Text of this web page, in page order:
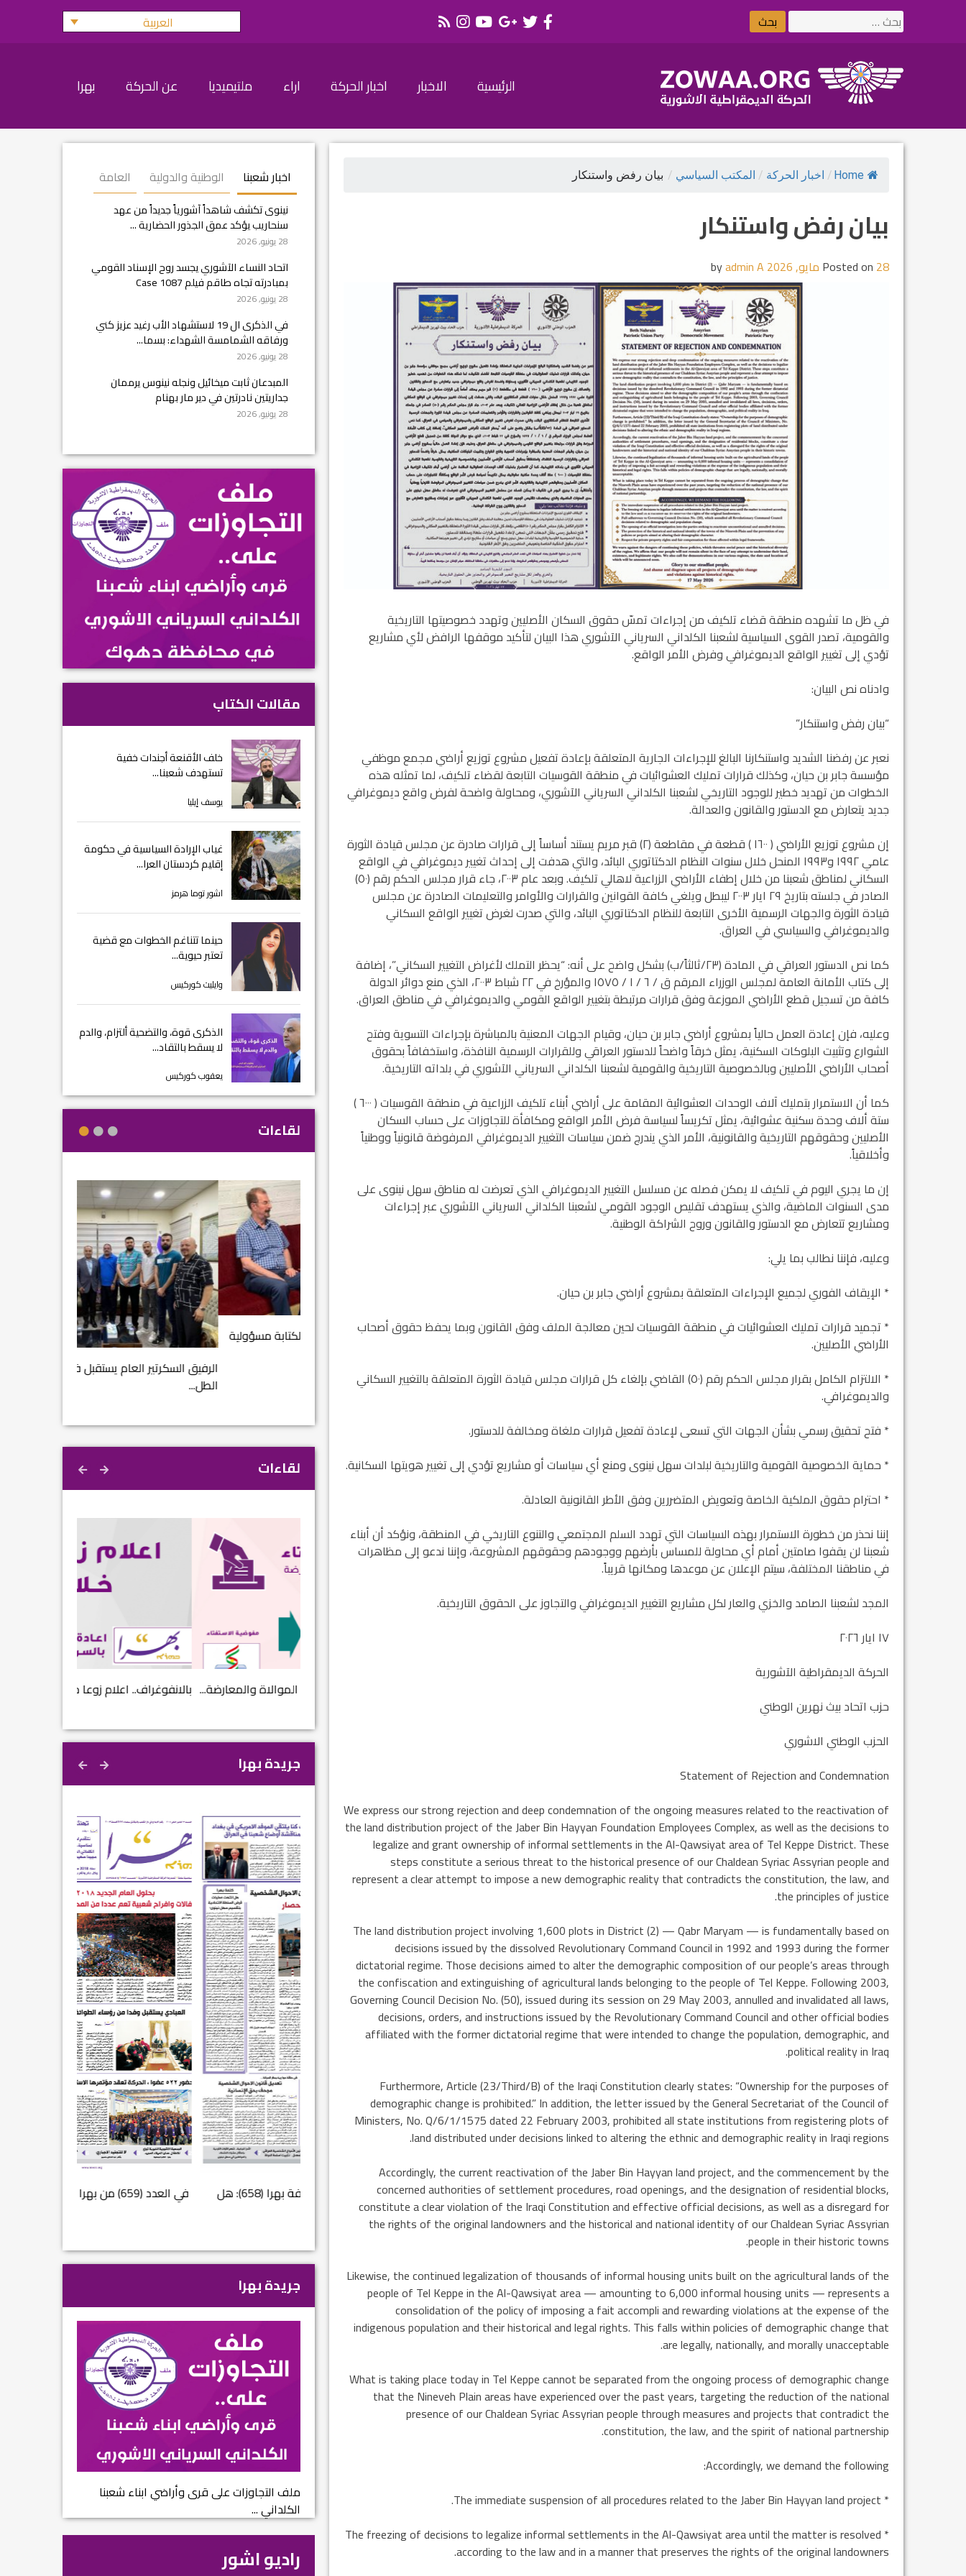
البحث
عن:
العربية
الرئيسية الاخبار اخبار الحركة اراء ملتيميديا عن الحركة بهرا
Home
/ اخبار الحركة / المكتب السياسي / بيان رفض واستنكار
بيان رفض واستنكار
Posted on 28 مايو, 2026 admin A
في ظل ما تشهده منطقة قضاء تلكيف من إجراءات تمسّ حقوق السكان الأصليين وتهدد خصوصيتها التاريخية
والقومية، تصدر القوى السياسية لشعبنا الكلداني السرياني الآشوري هذا البيان لتأكيد موقفها الرافض لأي مشاريع
تؤدي إلى تغيير الواقع الديموغرافي وفرض الأمر الواقع.
وادناه نص البيان:
“بيان رفض واستنكار”
نعبر عن رفضنا الشديد واستنكارنا البالغ للإجراءات الجارية المتعلقة بإعادة تفعيل مشروع توزيع أراضي مجمع موظفي
مؤسسة جابر بن حيان، وكذلك قرارات تمليك العشوائيات في منطقة القوسيات التابعة لقضاء تلكيف، لما تمثله هذه
الخطوات من تهديد خطير للوجود التاريخي لشعبنا الكلداني السرياني الآشوري، ومحاولة واضحة لفرض واقع ديموغرافي
جديد يتعارض مع الدستور والقانون والعدالة.
إن مشروع توزيع الأراضي ( ١٦٠٠ ) قطعة في مقاطعة (٢) قبر مريم يستند أساساً إلى قرارات صادرة عن مجلس قيادة الثورة
عامي ١٩٩٢ و١٩٩٣ المنحل خلال سنوات النظام الدكتاتوري البائد، والتي هدفت إلى إحداث تغيير ديموغرافي في الواقع
السكاني لمناطق شعبنا من خلال إطفاء الأراضي الزراعية لاهالي تلكيف. وبعد عام ٢٠٠٣، جاء قرار مجلس الحكم رقم (٥٠)
الصادر في جلسته بتاريخ ٢٩ ايار ٢٠٠٣ ليبطل ويلغي كافة القوانين والقرارات والأوامر والتعليمات الصادرة عن مجلس
قيادة الثورة والجهات الرسمية الأخرى التابعة للنظام الدكتاتوري البائد، والتي صدرت لغرض تغيير الواقع السكاني
والديموغرافي والسياسي في العراق.
كما نص الدستور العراقي في المادة (٢٣/ثالثاً/ب) بشكل واضح على أنه: “يحظر التملك لأغراض التغيير السكاني”، إضافة
إلى كتاب الأمانة العامة لمجلس الوزراء المرقم ق / ٦ / ١ / ١٥٧٥ والمؤرخ في ٢٢ شباط ٢٠٠٣، الذي منع دوائر الدولة
كافة من تسجيل قطع الأراضي الموزعة وفق قرارات مرتبطة بتغيير الواقع القومي والديموغرافي في مناطق العراق.
وعليه، فإن إعادة العمل حالياً بمشروع أراضي جابر بن حيان، وقيام الجهات المعنية بالمباشرة بإجراءات التسوية وفتح
الشوارع وتثبيت البلوكات السكنية، يمثل خرقاً واضحاً للدستور العراقي وللقرارات الرسمية النافذة، واستخفافاً بحقوق
أصحاب الأراضي الأصليين وبالخصوصية التاريخية والقومية لشعبنا الكلداني السرياني الآشوري في بلداته التاريخية.
كما أن الاستمرار بتمليك آلاف الوحدات العشوائية المقامة على أراضي أبناء تلكيف الزراعية في منطقة القوسيات ( ٦٠٠٠ )
ستة ألاف وحدة سكنية عشوائية، يمثل تكريساً لسياسة فرض الأمر الواقع ومكافأة للتجاوزات على حساب السكان
الأصليين وحقوقهم التاريخية والقانونية، الأمر الذي يندرج ضمن سياسات التغيير الديموغرافي المرفوضة قانونياً ووطنياً
وأخلاقياً.
إن ما يجري اليوم في تلكيف لا يمكن فصله عن مسلسل التغيير الديموغرافي الذي تعرضت له مناطق سهل نينوى على
مدى السنوات الماضية، والذي يستهدف تقليص الوجود القومي لشعبنا الكلداني السرياني الآشوري عبر إجراءات
ومشاريع تتعارض مع الدستور والقانون وروح الشراكة الوطنية.
وعليه، فإننا نطالب بما يلي:
* الإيقاف الفوري لجميع الإجراءات المتعلقة بمشروع أراضي جابر بن حيان.
* تجميد قرارات تمليك العشوائيات في منطقة القوسيات لحين معالجة الملف وفق القانون وبما يحفظ حقوق أصحاب
الأراضي الأصليين.
* الالتزام الكامل بقرار مجلس الحكم رقم (٥٠) القاضي بإلغاء كل قرارات مجلس قيادة الثورة المتعلقة بالتغيير السكاني
والديموغرافي.
* فتح تحقيق رسمي بشأن الجهات التي تسعى لإعادة تفعيل قرارات ملغاة ومخالفة للدستور.
* حماية الخصوصية القومية والتاريخية لبلدات سهل نينوى ومنع أي سياسات أو مشاريع تؤدي إلى تغيير هويتها السكانية.
* احترام حقوق الملكية الخاصة وتعويض المتضررين وفق الأطر القانونية العادلة.
إننا نحذر من خطورة الاستمرار بهذه السياسات التي تهدد السلم المجتمعي والتنوع التاريخي في المنطقة، ونؤكد أن أبناء
شعبنا لن يقفوا صامتين أمام أي محاولة للمساس بأرضهم ووجودهم وحقوقهم المشروعة، وإننا ندعو إلى مظاهرات
في مناطقنا المختلفة، سيتم الإعلان عن موعدها ومكانها قريباً.
المجد لشعبنا الصامد والخزي والعار لكل مشاريع التغيير الديموغرافي والتجاوز على الحقوق التاريخية.
١٧ ايار ٢٠٢٦
الحركة الديمقراطية الآشورية
حزب اتحاد بيث نهرين الوطني
الحزب الوطني الاشوري
Statement of Rejection and Condemnation
We express our strong rejection and deep condemnation of the ongoing measures related to the reactivation of
the land distribution project of the Jaber Bin Hayyan Foundation Employees Complex, as well as the decisions to
legalize and grant ownership of informal settlements in the Al-Qawsiyat area of Tel Keppe District. These
steps constitute a serious threat to the historical presence of our Chaldean Syriac Assyrian people and
represent a clear attempt to impose a new demographic reality that contradicts the constitution, the law, and
the principles of justice.
The land distribution project involving 1,600 plots in District (2) — Qabr Maryam — is fundamentally based on
decisions issued by the dissolved Revolutionary Command Council in 1992 and 1993 during the former
dictatorial regime. Those decisions aimed to alter the demographic composition of our people’s areas through
the confiscation and extinguishing of agricultural lands belonging to the people of Tel Keppe. Following 2003,
Governing Council Decision No. (50), issued during its session on 29 May 2003, annulled and invalidated all laws,
decisions, orders, and instructions issued by the Revolutionary Command Council and other official bodies
affiliated with the former dictatorial regime that were intended to change the population, demographic, and
political reality in Iraq.
Furthermore, Article (23/Third/B) of the Iraqi Constitution clearly states: “Ownership for the purposes of
demographic change is prohibited.” In addition, the letter issued by the General Secretariat of the Council of
Ministers, No. Q/6/1/1575 dated 22 February 2003, prohibited all state institutions from registering plots of
land distributed under decisions linked to altering the ethnic and demographic reality in Iraqi regions.
Accordingly, the current reactivation of the Jaber Bin Hayyan land project, and the commencement by the
concerned authorities of settlement procedures, road openings, and the designation of residential blocks,
constitute a clear violation of the Iraqi Constitution and effective official decisions, as well as a disregard for
the rights of the original landowners and the historical and national identity of our Chaldean Syriac Assyrian
people in their historic towns.
Likewise, the continued legalization of thousands of informal housing units built on the agricultural lands of the
people of Tel Keppe in the Al-Qawsiyat area — amounting to 6,000 informal housing units — represents a
consolidation of the policy of imposing a fait accompli and rewarding violations at the expense of the
indigenous population and their historical and legal rights. This falls within policies of demographic change that
are legally, nationally, and morally unacceptable.
What is taking place today in Tel Keppe cannot be separated from the ongoing process of demographic change
that the Nineveh Plain areas have experienced over the past years, targeting the reduction of the national
presence of our Chaldean Syriac Assyrian people through measures and projects that contradict the
constitution, the law, and the spirit of national partnership.
Accordingly, we demand the following:
* The immediate suspension of all procedures related to the Jaber Bin Hayyan land project.
* The freezing of decisions to legalize informal settlements in the Al-Qawsiyat area until the matter is resolved
according to the law and in a manner that preserves the rights of the original landowners.
اخبار شعبنا الوطنية والدولية العامة
نينوى تكشف شاهداً آشورياً جديداً من عهد
سنحاريب يؤكد عمق الجذور الحضارية ...
28 يونيو, 2026
اتحاد النساء الآشوري يجسد روح الإسناد القومي
بمبادرته تجاه طاقم فيلم Case 1087
28 يونيو, 2026
في الذكرى ال 19 لاستشهاد الأب رغيد عزيز كني
ورفاقه الشمامسة الشهداء: بسما...
28 يونيو, 2026
المبدعان ثابت ميخائيل ونجله نينوس يرممان
جداريتين نادرتين في دير مار بهنام
28 يونيو, 2026
مقالات الكتاب
خلف الأقنعة أجندات خفية
تستهدف شعبنا...
يوسف إيليا
غياب الإرادة السياسية في حكومة
إقليم كردستان العرا...
اشور توما هرمز
حينما تتناغم الخطوات مع قضية
تعتبر حيوية...
وايليت كوركيس
الذكرى قوة، والتضحية ألتزام، والدم
لا يسقط بالتقاد...
يعقوب كوركيس
لقاءات
مشروع إنقاذ مدينة النمرود الأثرية.. زوعا أورغ فيالكاتب والباحث يعقوب ابونا .. الكتابة مسؤولية
الرفيق السكرتير العام يستقبل فرع اربيل لاتحاد
لقاءات
بالانفوغراف.. اعلام زوعا خلال عام 2017...
جريدة بهرا
انتهت عملي...
في العدد (659) من بهرا : انقضى عام النصر… م...
جريدة بهرا
ملف التجاوزات على قرى وأراضي ابناء شعبنا
الكلداني ...
راديو اشور